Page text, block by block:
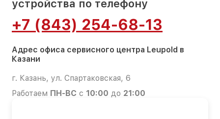
устройства по телефону
+7 (843) 254-68-13
Адрес офиса сервисного центра Leupold в
Казани
г. Казань, ул. Спартаковская, 6
Работаем ПН-ВС с 10:00 до 21:00